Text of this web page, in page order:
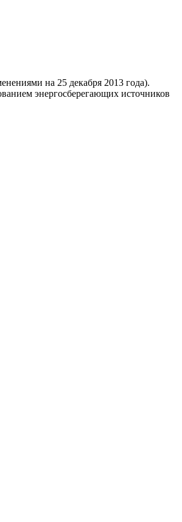
на 25 декабря 2013 года).
энергосберегающих источников